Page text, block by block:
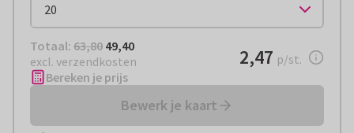
Totaal: € 49,40
Totaal: 63,80 49,40
excl. verzendkosten
€ 2,47per stuk
2,47 p/st.
Bereken je prijs
Bewerk je kaart